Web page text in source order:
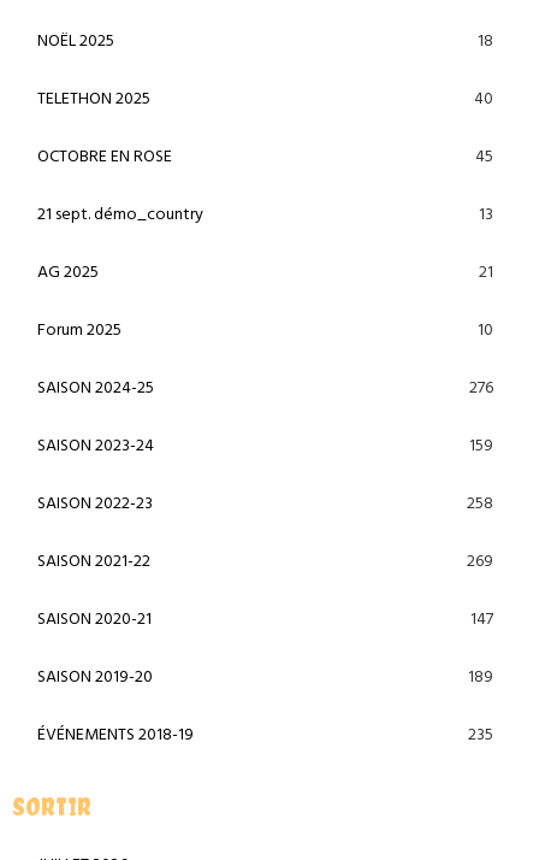
NOËL 2025 18
TELETHON 2025 40
OCTOBRE EN ROSE 45
21 sept. démo_country 13
AG 2025 21
Forum 2025 10
SAISON 2024-25 276
SAISON 2023-24 159
SAISON 2022-23 258
SAISON 2021-22 269
SAISON 2020-21 147
SAISON 2019-20 189
ÉVÉNEMENTS 2018-19 235
SORTIR